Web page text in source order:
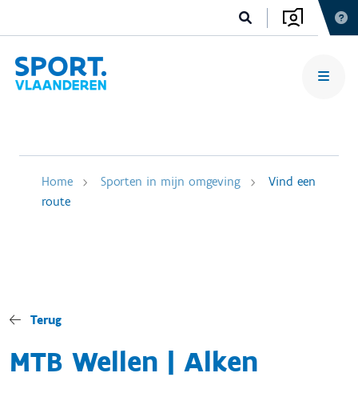
Home Sporten in mijn omgeving
Vind een
route
Terug
MTB Wellen | Alken